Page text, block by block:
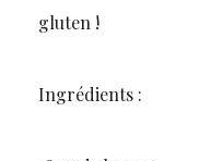
gluten !
Ingrédients :